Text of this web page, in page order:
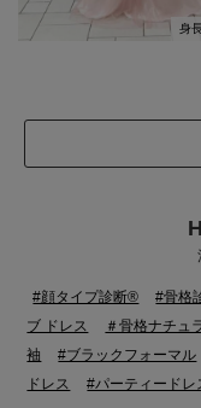
身
#顔タイプ診断® #骨格
ブ ドレス
＃骨格ナチュ
袖
#ブラックフォーマル
ドレス
#パーティードレ